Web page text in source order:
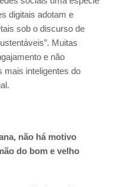
digitais adotam e
sob o discurso de
Muitas
e não
mais inteligentes do
não há motivo
do bom e velho